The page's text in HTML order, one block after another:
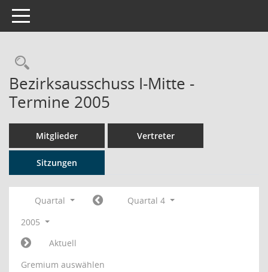
Toggle navigation
Rechercheauswahl
Bezirksausschuss I-Mitte -
Termine 2005
Mitglieder Vertreter
Sitzungen
Quartal
Quartal 4
2005
Aktuell
Gremium auswählen